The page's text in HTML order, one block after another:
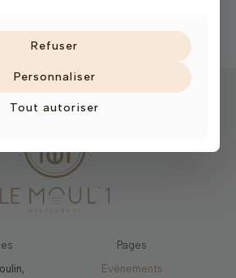
Pages
Evènements
Refuser
Personnaliser
Tout autoriser